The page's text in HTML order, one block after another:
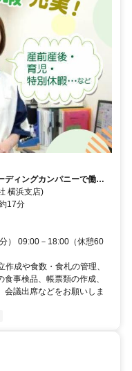
ディングカンパニーで働き
横浜支店)
17分
） 09:00－18:00（休憩60
成や食数・食札の管理、
事検品、帳票類の作成、
議出席などをお願いしま